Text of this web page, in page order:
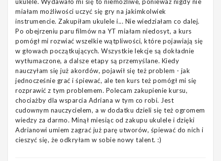
miałam możliwości uczyć się gry na jakimkolwiek
instrumencie. Zakupiłam ukulele i... Nie wiedziałam co dalej.
Po obejrzeniu paru filmów na YT miałam niedosyt, a kurs
pomógł mi rozwiać wszelkie wątpliwości, które pojawiają się
w głowach początkujących. Wszystkie lekcje są dokładnie
wytłumaczone, a dalsze etapy są przemyślane. Kiedy
nauczyłam się już akordów, pojawił się też problem - jak
jednocześnie grać i śpiewać, ale ten kurs też pomógł mi się
rozprawić z tym problemem. Polecam zakupienie kursu,
chociażby dla wsparcia Adriana w tym co robi. Jest
cudownym nauczycielem, a w dodatku dzieli się też ogromem
wiedzy za darmo. Minął miesiąc od zakupu ukulele i dzięki
Adrianowi umiem zagrać już parę utworów, śpiewać do nich i
cieszyć się, że odkryłam w sobie nowy talent. :)